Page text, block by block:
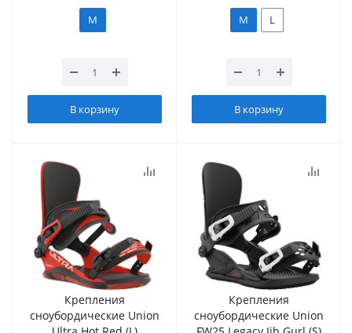
M
В корзину
M L
В корзину
Крепления
сноубордические Union
Крепления
сноубордические Union